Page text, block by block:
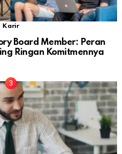
Karir
Board Member: Peran
Ringan Komitmennya